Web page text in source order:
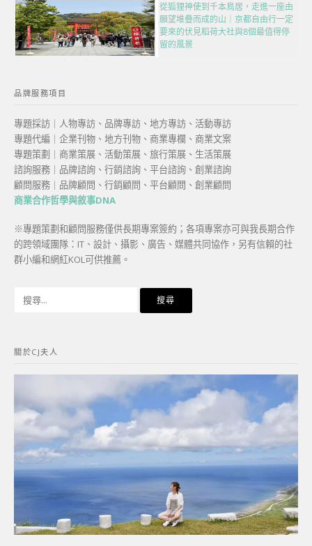
從狐狸神使到千本鳥居，走進一座由
願望堆疊而成的山｜京都自由行一定
要來的伏見稻荷大社與8個最值得停
留的風景
品牌服務項目
專題採訪｜人物專訪、品牌專訪、地方專訪、活動專訪
專題代編｜企業刊物、地方刊物、商業專欄、商業文案
專題策劃｜商業策展、活動策展、旅行策展、生活策展
諮詢服務｜品牌諮詢、行銷諮詢、平台諮詢、創業諮詢
顧問服務｜品牌顧問、行銷顧問、平台顧問、創業顧問
商業合作哲學與敘事DNA
※專題策劃和顧問服務僅供長期專案簽約；各項專案亦可與我長期合作
的跨領域團隊：IT、設計、攝影、廣告、媒體共同協作，另有信賴的社
群小編和網紅KOL可供推薦。
字:
關於CJ夫人